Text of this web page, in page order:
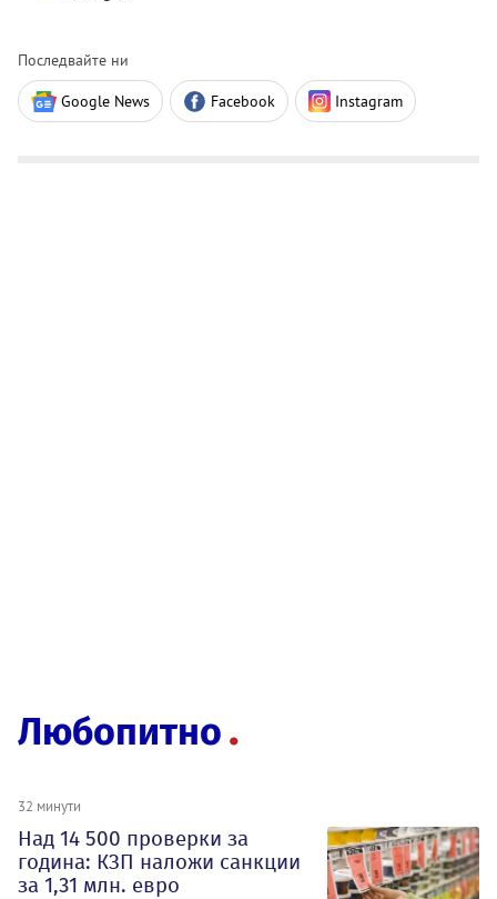
Последвайте ни
Google News Facebook Instagram
Любопитно
32 минути
Над 14 500 проверки за
година: КЗП наложи санкции
за 1,31 млн. евро